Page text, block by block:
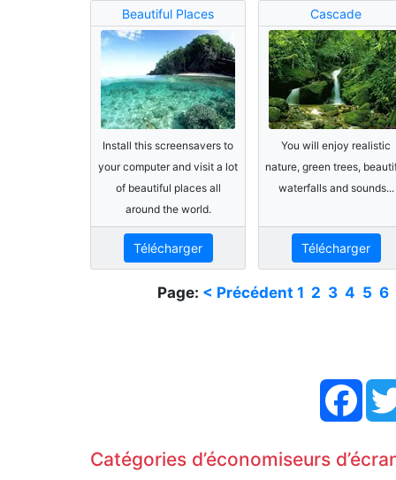
Beautiful Places
Install this screensavers to
your computer and visit a lot
of beautiful places all
around the world.
Télécharger
Cascade
You will enjoy realistic
nature, green trees,
waterfalls and sounds...
Télécharger
Page: < Précédent 1 2 3 4 5 6
Catégories d’économiseurs